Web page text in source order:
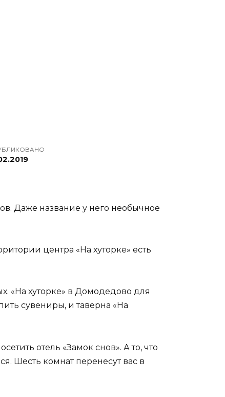
Даже название у него необычное
центра «На хуторке» есть
«На хуторке» в Домодедово для
сувениры, и таверна «На
отель «Замок снов». А то, что
Шесть комнат перенесут вас в